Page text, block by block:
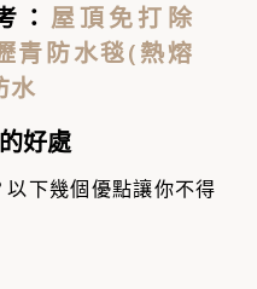
：屋頂免打除
青防水毯(熱熔
水
好處
下幾個優點讓你不得